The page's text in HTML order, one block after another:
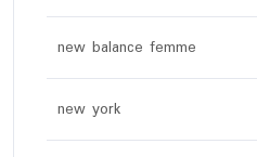
new balance femme
new york